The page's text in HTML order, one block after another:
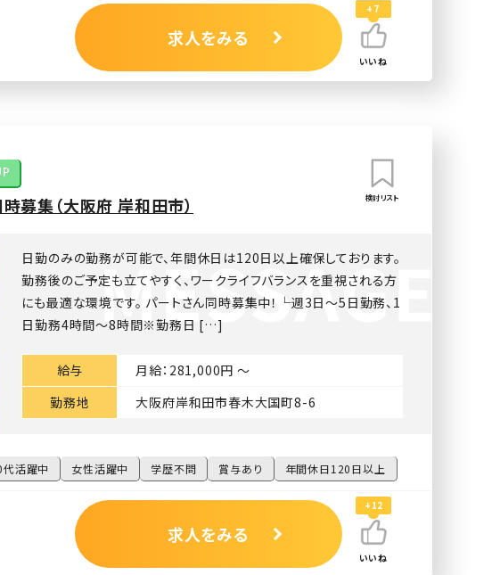
求人をみる
+7
いいね
募集（大阪府 岸和田市） 検討リスト
活躍中 女性活躍中 学歴不問 賞与あり 年間休日120日以上
日勤のみの勤務が可能で、年間休日は120日以上確保しております。
勤務後のご予定も立てやすく、ワークライフバランスを重視される方
にも最適な環境です。 パートさん同時募集中！└週3日～5日勤務、1
日勤務4時間～8時間※勤務日 […]
給与
月給：281,000円 〜
勤務地
大阪府岸和田市春木大国町8-6
求人をみる
+12
いいね